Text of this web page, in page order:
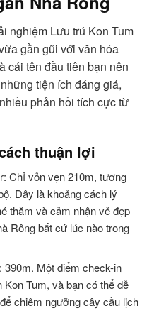
nghiệm Lưu trú Kon Tum
gần gũi với văn hóa
cái tên đầu tiên bạn nên
tiện ích đáng giá,
phản hồi tích cực từ
thuận lợi
Chỉ vỏn vẹn 210m, tương
Đây là khoảng cách lý
thăm và cảm nhận vẻ đẹp
Rông bất cứ lúc nào trong
390m. Một điểm check-in
Tum, và bạn có thể dễ
chiêm ngưỡng cây cầu lịch